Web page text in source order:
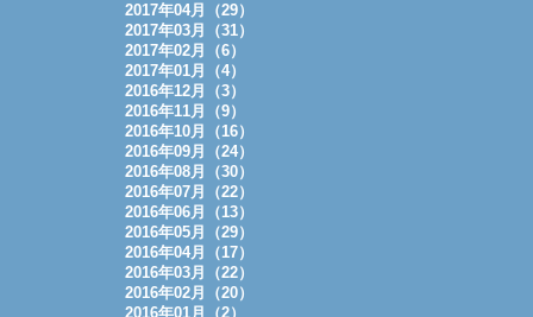
2017年04月（29）
2017年03月（31）
2017年02月（6）
2017年01月（4）
2016年12月（3）
2016年11月（9）
2016年10月（16）
2016年09月（24）
2016年08月（30）
2016年07月（22）
2016年06月（13）
2016年05月（29）
2016年04月（17）
2016年03月（22）
2016年02月（20）
2016年01月（2）